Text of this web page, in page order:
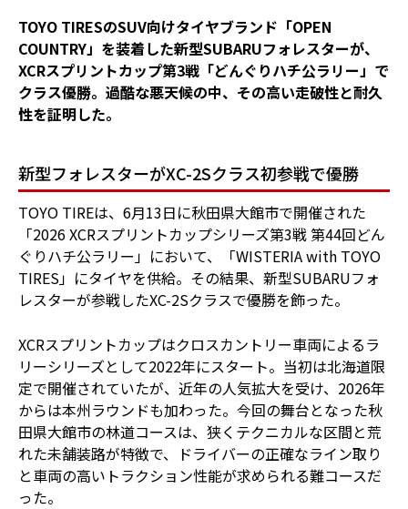
TOYO TIRESのSUV向けタイヤブランド「OPEN
COUNTRY」を装着した新型SUBARUフォレスターが、
XCRスプリントカップ第3戦「どんぐりハチ公ラリー」で
クラス優勝。過酷な悪天候の中、その高い走破性と耐久
性を証明した。
新型フォレスターがXC-2Sクラス初参戦で優勝
TOYO TIREは、6月13日に秋田県大館市で開催された
「2026 XCRスプリントカップシリーズ第3戦 第44回どん
ぐりハチ公ラリー」において、「WISTERIA with TOYO
TIRES」にタイヤを供給。その結果、新型SUBARUフォ
レスターが参戦したXC-2Sクラスで優勝を飾った。
XCRスプリントカップはクロスカントリー車両によるラ
リーシリーズとして2022年にスタート。当初は北海道限
定で開催されていたが、近年の人気拡大を受け、2026年
からは本州ラウンドも加わった。今回の舞台となった秋
田県大館市の林道コースは、狭くテクニカルな区間と荒
れた未舗装路が特徴で、ドライバーの正確なライン取り
と車両の高いトラクション性能が求められる難コースだ
った。